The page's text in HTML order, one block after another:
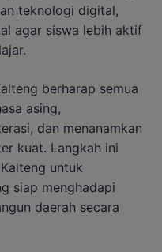
teknologi digital,
agar siswa lebih aktif
berharap semua
asing,
dan menanamkan
kuat. Langkah ini
untuk
siap menghadapi
daerah secara